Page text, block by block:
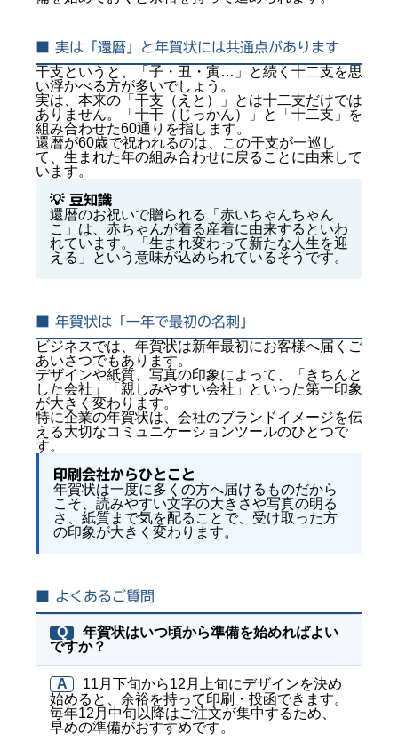
■ 実は「還暦」と年賀状には共通点があります
干支というと、「子・丑・寅…」と続く十二支を思
い浮かべる方が多いでしょう。
実は、本来の「干支（えと）」とは十二支だけでは
ありません。「十干（じっかん）」と「十二支」を
組み合わせた60通りを指します。
還暦が60歳で祝われるのは、この干支が一巡し
て、生まれた年の組み合わせに戻ることに由来して
います。
💡 豆知識
還暦のお祝いで贈られる「赤いちゃんちゃん
こ」は、赤ちゃんが着る産着に由来するといわ
れています。「生まれ変わって新たな人生を迎
える」という意味が込められているそうです。
■ 年賀状は「一年で最初の名刺」
ビジネスでは、年賀状は新年最初にお客様へ届くご
あいさつでもあります。
デザインや紙質、写真の印象によって、「きちんと
した会社」「親しみやすい会社」といった第一印象
が大きく変わります。
特に企業の年賀状は、会社のブランドイメージを伝
える大切なコミュニケーションツールのひとつで
す。
印刷会社からひとこと
年賀状は一度に多くの方へ届けるものだから
こそ、読みやすい文字の大きさや写真の明る
さ、紙質まで気を配ることで、受け取った方
の印象が大きく変わります。
■ よくあるご質問
Q
年賀状はいつ頃から準備を始めればよい
ですか？
A
11月下旬から12月上旬にデザインを決め
始めると、余裕を持って印刷・投函できます。
毎年12月中旬以降はご注文が集中するため、
早めの準備がおすすめです。